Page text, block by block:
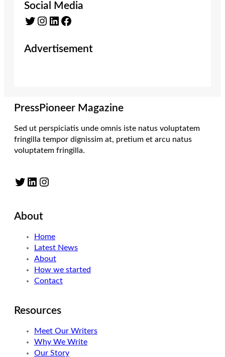
Social Media
Twitter Instagram LinkedIn Facebook
Advertisement
PressPioneer Magazine
Sed ut perspiciatis unde omnis iste natus voluptatem
fringilla tempor dignissim at, pretium et arcu natus
voluptatem fringilla.
Twitter LinkedIn Instagram
About
Home
Latest News
About
How we started
Contact
Resources
Meet Our Writers
Why We Write
Our Story